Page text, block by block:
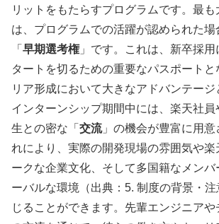
リットをもたらすプログラムです。最
は、プログラムでの活躍が認められた場
「 早期選考権」です。これは、新卒採用
タートを切るための重要なパスポートと
リア形成において大きなアドバンテージ
インターンシップ期間中には、楽天社
生との密な「 交流」の機会が豊富に用意
れにより、実際の開発現場の雰囲気や楽
ークな企業文化、そして多国籍なメンバ
ーバルな環境（出典：5. 制度の背景・
じることができます。先輩エンジニアや